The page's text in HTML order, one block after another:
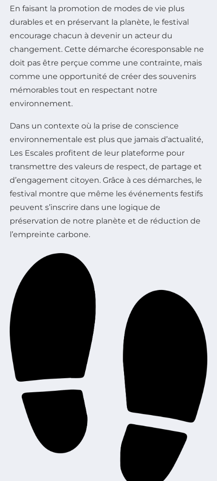
En faisant la promotion de modes de vie plus
durables et en préservant la planète, le festival
encourage chacun à devenir un acteur du
changement. Cette démarche écoresponsable ne
doit pas être perçue comme une contrainte, mais
comme une opportunité de créer des souvenirs
mémorables tout en respectant notre
environnement.
Dans un contexte où la prise de conscience
environnementale est plus que jamais d’actualité,
Les Escales profitent de leur plateforme pour
transmettre des valeurs de respect, de partage et
d’engagement citoyen. Grâce à ces démarches, le
festival montre que même les événements festifs
peuvent s’inscrire dans une logique de
préservation de notre planète et de réduction de
l’empreinte carbone.